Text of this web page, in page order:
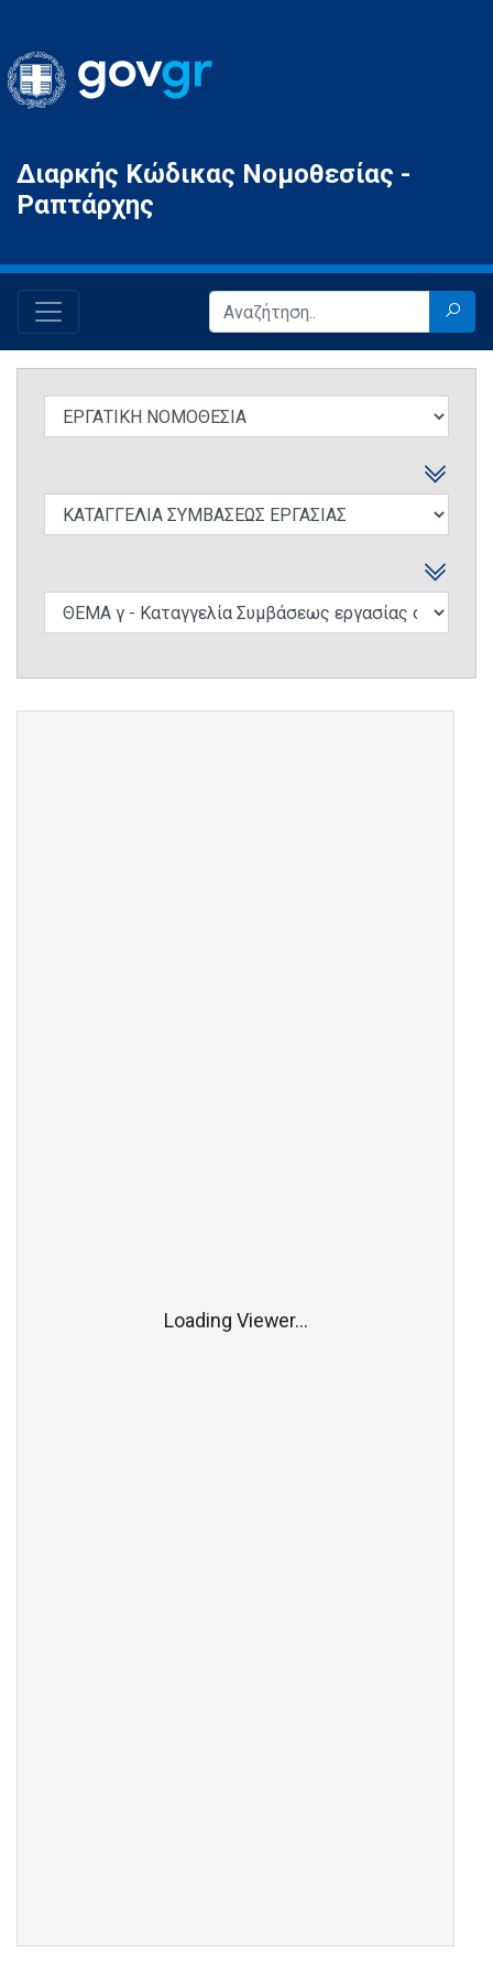
Gov.gr
Διαρκής Κώδικας Νομοθεσίας -
Ραπτάρχης
Loading Viewer...